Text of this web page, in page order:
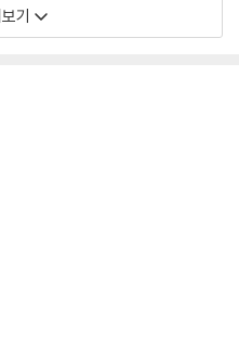
망한 르포르타주다.
기를 통해
들, ‘사이 인간’
질문과
상상을
기